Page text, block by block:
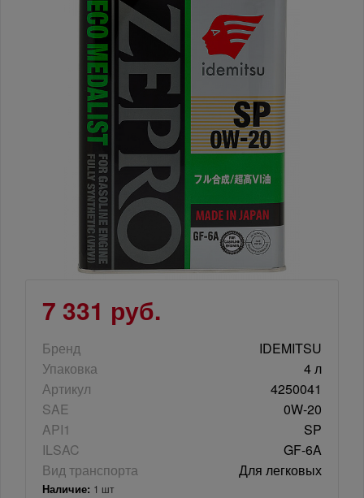
7 331 руб.
Бренд
IDEMITSU
Упаковка
4 л
Артикул
4250041
SAE
0W-20
API1
SP
ILSAC
GF-6A
Вид транспорта
Для легковых
Наличие: 1 шт